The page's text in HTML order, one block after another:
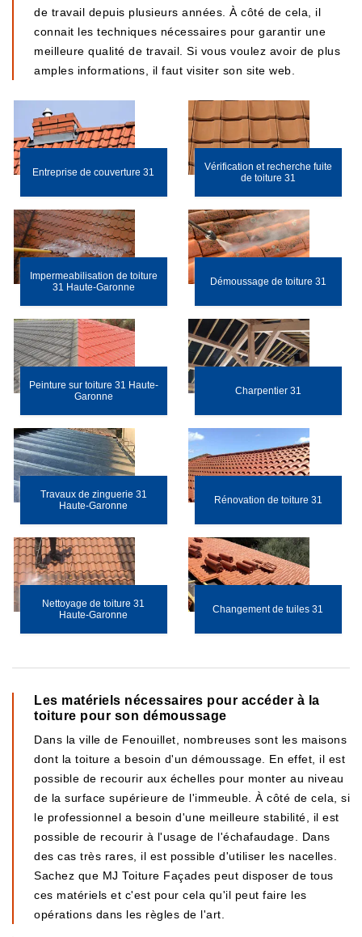
de travail depuis plusieurs années. À côté de cela, il
connait les techniques nécessaires pour garantir une
meilleure qualité de travail. Si vous voulez avoir de plus
amples informations, il faut visiter son site web.
Entreprise de couverture 31
Vérification et recherche fuite
de toiture 31
Impermeabilisation de toiture
31 Haute-Garonne
Démoussage de toiture 31
Peinture sur toiture 31 Haute-
Garonne
Charpentier 31
Travaux de zinguerie 31
Haute-Garonne
Rénovation de toiture 31
Nettoyage de toiture 31
Haute-Garonne
Changement de tuiles 31
Les matériels nécessaires pour accéder à la
toiture pour son démoussage
Dans la ville de Fenouillet, nombreuses sont les maisons
dont la toiture a besoin d'un démoussage. En effet, il est
possible de recourir aux échelles pour monter au niveau
de la surface supérieure de l'immeuble. À côté de cela, si
le professionnel a besoin d'une meilleure stabilité, il est
possible de recourir à l'usage de l'échafaudage. Dans
des cas très rares, il est possible d'utiliser les nacelles.
Sachez que MJ Toiture Façades peut disposer de tous
ces matériels et c'est pour cela qu'il peut faire les
opérations dans les règles de l'art.